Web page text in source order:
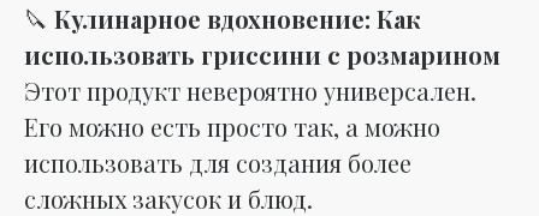
🔪 Кулинарное вдохновение: Как
использовать гриссини с розмарином
Этот продукт невероятно универсален.
Его можно есть просто так, а можно
использовать для создания более
сложных закусок и блюд.